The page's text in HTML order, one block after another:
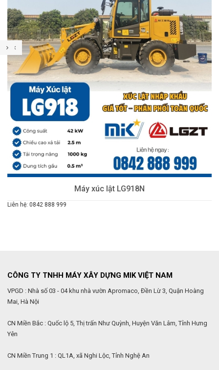
Máy xúc lật LG918N
Liên hệ: 0842 888 999
CÔNG TY TNHH MÁY XÂY DỰNG MIK VIỆT NAM
VPGD : Nhà số 03 - 04 khu nhà vườn Apromaco, Đền Lừ 3, Quận Hoàng
Mai, Hà Nội
CN Miền Bắc : Quốc lộ 5, Thị trấn Như Quỳnh, Huyện Văn Lâm, Tỉnh Hưng
Yên
CN Miền Trung 1 : QL1A, xã Nghi Lộc, Tỉnh Nghệ An